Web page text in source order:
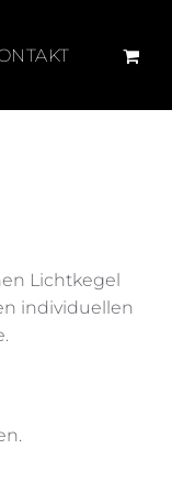
Lichtkegel
individuellen